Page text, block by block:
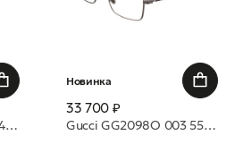
Gucci GG2099O 003 54 оправа
Новинка
33 700 ₽
Gucci GG2098O 003 55 оправа